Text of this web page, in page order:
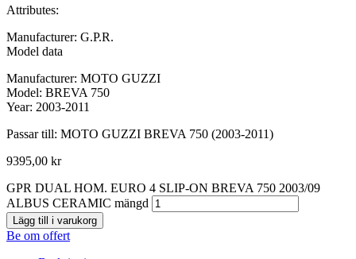
Attributes:
Manufacturer: G.P.R.
Model data
Manufacturer: MOTO GUZZI
Model: BREVA 750
Year: 2003-2011
Passar till: MOTO GUZZI BREVA 750 (2003-2011)
9395,00 kr
GPR DUAL HOM. EURO 4 SLIP-ON BREVA 750 2003/09
ALBUS CERAMIC mängd
Lägg till i varukorg
Be om offert